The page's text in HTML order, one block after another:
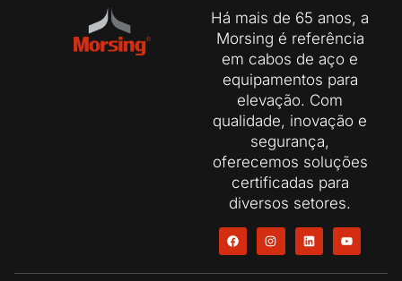
Há mais de 65 anos, a
Morsing é referência
em cabos de aço e
equipamentos para
elevação. Com
qualidade, inovação e
segurança,
oferecemos soluções
certificadas para
diversos setores.